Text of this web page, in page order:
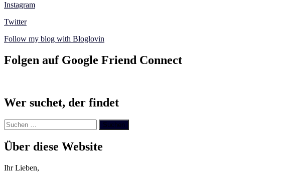
Instagram
Twitter
Follow my blog with Bloglovin
Folgen auf Google Friend Connect
Wer suchet, der findet
Suchen
nach:
Über diese Website
Ihr Lieben,